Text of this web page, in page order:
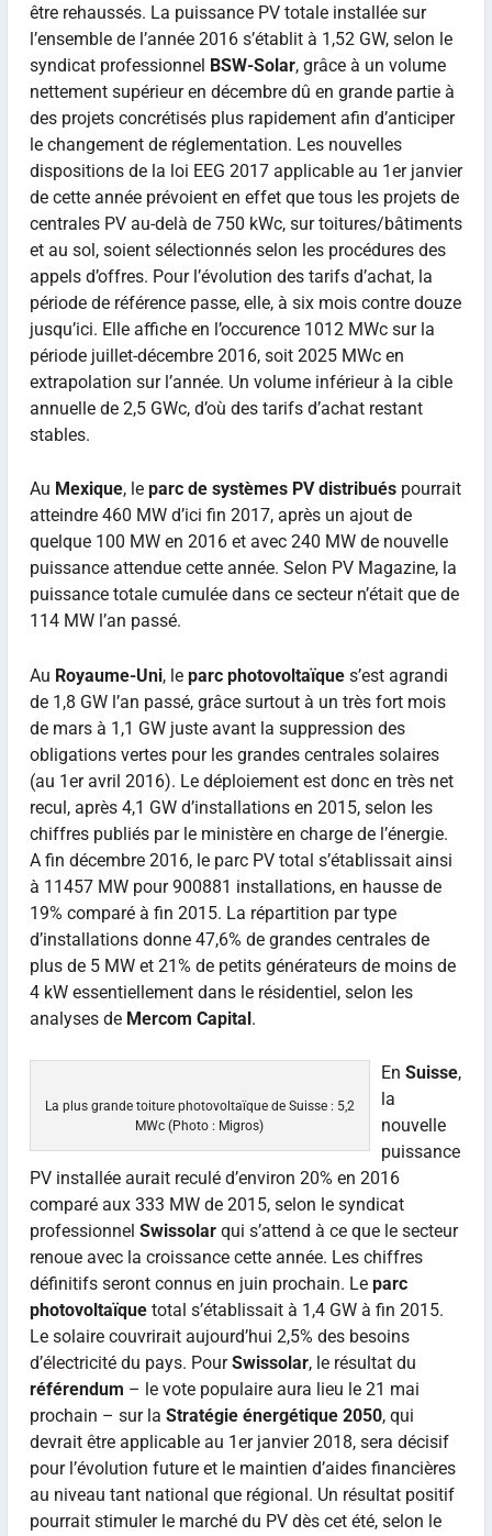
être rehaussés. La puissance PV totale installée sur
l’ensemble de l’année 2016 s’établit à 1,52 GW, selon le
syndicat professionnel BSW-Solar, grâce à un volume
nettement supérieur en décembre dû en grande partie à
des projets concrétisés plus rapidement afin d’anticiper
le changement de réglementation. Les nouvelles
dispositions de la loi EEG 2017 applicable au 1er janvier
de cette année prévoient en effet que tous les projets de
centrales PV au-delà de 750 kWc, sur toitures/bâtiments
et au sol, soient sélectionnés selon les procédures des
appels d’offres. Pour l’évolution des tarifs d’achat, la
période de référence passe, elle, à six mois contre douze
jusqu’ici. Elle affiche en l’occurence 1012 MWc sur la
période juillet-décembre 2016, soit 2025 MWc en
extrapolation sur l’année. Un volume inférieur à la cible
annuelle de 2,5 GWc, d’où des tarifs d’achat restant
stables.
Au Mexique, le parc de systèmes PV distribuéspourrait
atteindre 460 MW d’ici fin 2017, après un ajout de
quelque 100 MW en 2016 et avec 240 MW de nouvelle
puissance attendue cette année. Selon PV Magazine, la
puissance totale cumulée dans ce secteur n’était que de
114 MW l’an passé.
Au Royaume-Uni, le parc photovoltaïques’est agrandi
de 1,8 GW l’an passé, grâce surtout à un très fort mois
de mars à 1,1 GW juste avant la suppression des
obligations vertes pour les grandes centrales solaires
(au 1er avril 2016). Le déploiement est donc en très net
recul, après 4,1 GW d’installations en 2015, selon les
chiffres publiés par le ministère en charge de l’énergie.
A fin décembre 2016, le parc PV total s’établissait ainsi
à 11457 MW pour 900881 installations, en hausse de
19% comparé à fin 2015. La répartition par type
d’installations donne 47,6% de grandes centrales de
plus de 5 MW et 21% de petits générateurs de moins de
4 kW essentiellement dans le résidentiel, selon les
analyses de Mercom Capital.
La plus grande toiture photovoltaïque de Suisse : 5,2
MWc (Photo : Migros)
En Suisse,
la
nouvelle
puissance
PV installée aurait reculé d’environ 20% en 2016
comparé aux 333 MW de 2015, selon le syndicat
professionnel Swissolarqui s’attend à ce que le secteur
renoue avec la croissance cette année. Les chiffres
définitifs seront connus en juin prochain. Le parc
photovoltaïquetotal s’établissait à 1,4 GW à fin 2015.
Le solaire couvrirait aujourd’hui 2,5% des besoins
d’électricité du pays. PourSwissolar, le résultat du
référendum – le vote populaire aura lieu le 21 mai
prochain – sur la Stratégie énergétique 2050, qui
devrait être applicable au 1er janvier 2018, sera décisif
pour l’évolution future et le maintien d’aides financières
au niveau tant national que régional. Un résultat positif
pourrait stimuler le marché du PV dès cet été, selon le